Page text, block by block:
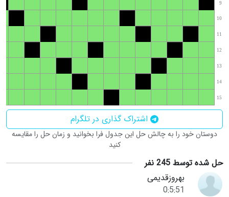
9
10
11
12
13
14
15
اشتراک گذاری در تلگرام
دوستان خود را به چالش حل این جدول فرا بخوانید و زمان حل را مقایسه
کنید
حل شده توسط 245 نفر
بهروزقدیمی
0:5:51